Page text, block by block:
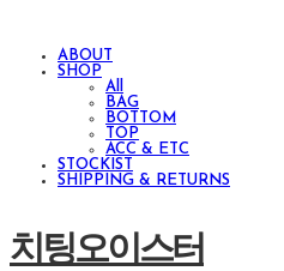
ABOUT
SHOP
All
BAG
BOTTOM
TOP
ACC & ETC
STOCKIST
SHIPPING & RETURNS
치팅오이스터